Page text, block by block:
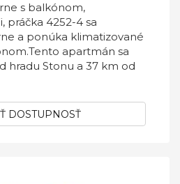
s balkónom,
práčka 4252-4 sa
a ponúka klimatizované
apartmán sa
hradu Stonu a 37 km od
DOSTUPNOSŤ